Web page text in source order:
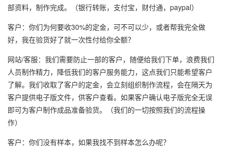
部资料，制作完成。（银行转账，支付宝，财付通，paypal）
客户：你们为何要收30%的定金，可不可以少，或者帮我完全做
好，我在验货好了就一次性付给你全额？
网站/客服：我们需要防止一部的客户，随便给我们下单，浪费我们
人员制作精力，降低我们的客户服务能力，这点我们只能希望客户
了解。我们收取了客户的定金，会立刻组织制作流程，会在隔天为
客户提供电子版文件，供客户查看。如果客户确认电子版完全无误
即可为客户制作成品准备验货。（我们的一切按照我们的流程操
作）
客户：你们没有样本，如果我找不到样本怎么办呢？